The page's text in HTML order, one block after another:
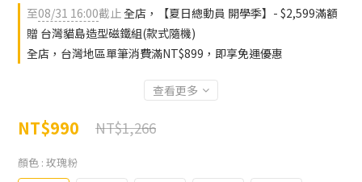
至08/31 16:00截止全店，【夏日總動員 開學季】- $2,599滿額
贈 台灣貓島造型磁鐵組(款式隨機)
全店，台灣地區單筆消費滿NT$899，即享免運優惠
查看更多
NT$990 NT$1,266
顏色 : 玫瑰粉